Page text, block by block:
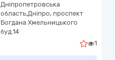
Дніпропетровська
область,Дніпро, проспект
Богдана Хмельницького
буд.14
1